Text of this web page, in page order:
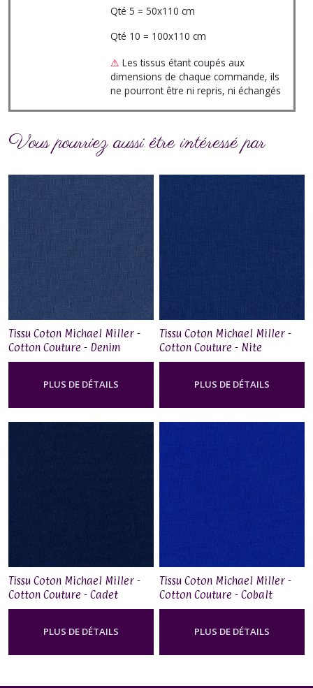
Qté 5 = 50x110 cm
Qté 10 = 100x110 cm
⚠ Les tissus étant coupés aux
dimensions de chaque commande, ils
ne pourront être ni repris, ni échangés
Vous pourriez aussi être intéressé par
Tissu Coton Michael Miller -
Cotton Couture - Denim
PLUS DE DÉTAILS
Tissu Coton Michael Miller -
Cotton Couture - Nite
PLUS DE DÉTAILS
Tissu Coton Michael Miller -
Cotton Couture - Cadet
PLUS DE DÉTAILS
Tissu Coton Michael Miller -
Cotton Couture - Cobalt
PLUS DE DÉTAILS